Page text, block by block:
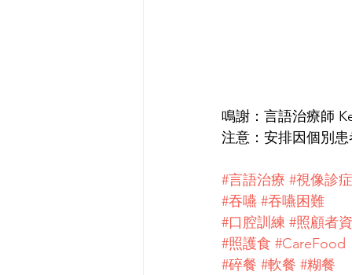
鳴謝：言語治療師
注意：安排因個別
#言語治療 #視像診症
#吞嚥 #吞嚥困難
#口腔訓練 #照顧者
#照護食 #CareFood
#碎餐 #軟餐 #糊餐